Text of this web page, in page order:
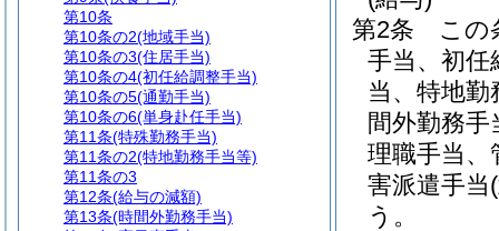
第2条
この
手当、初任
当、特地勤
間外勤務
理職手当、
害派遣手当
う。
第10条
第10条の2(地域手当)
第10条の3(住居手当)
第10条の4(初任給調整手当)
第10条の5(通勤手当)
第10条の6(単身赴任手当)
第11条(特殊勤務手当)
第11条の2(特地勤務手当等)
第11条の3
第12条(給与の減額)
第13条(時間外勤務手当)